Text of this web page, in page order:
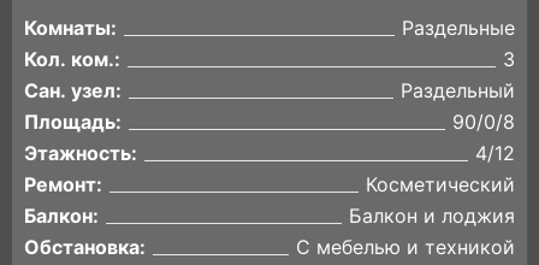
Комнаты:
Раздельные
Кол. ком.:
3
Сан. узел:
Раздельный
Площадь:
90/0/8
Этажность:
4/12
Ремонт:
Косметический
Балкон:
Балкон и лоджия
Обстановка:
С мебелью и техникой